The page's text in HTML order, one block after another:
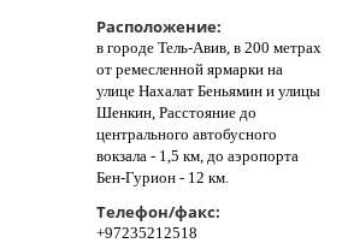
Расположение:
в городе Тель-Авив, в 200 метрах
от ремесленной ярмарки на
улице Нахалат Беньямин и улицы
Шенкин, Расстояние до
центрального автобусного
вокзала - 1,5 км, до аэропорта
Бен-Гурион - 12 км.
Телефон/факс:
+97235212518